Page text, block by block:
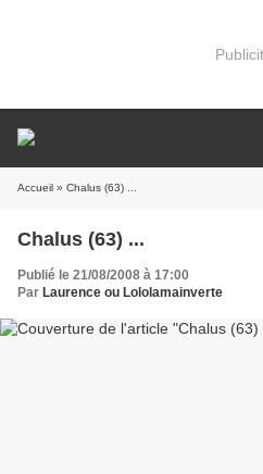
Accueil » Chalus (63) ...
Chalus (63) ...
Publié le 21/08/2008 à 17:00
Par Laurence ou Lololamainverte